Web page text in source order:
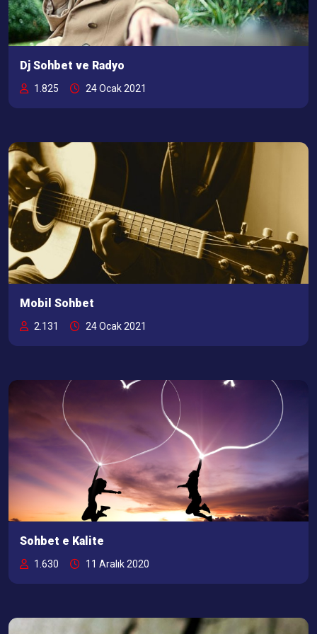
Dj Sohbet ve Radyo
1.825 24 Ocak 2021
Mobil Sohbet
2.131 24 Ocak 2021
Sohbet e Kalite
1.630 11 Aralık 2020